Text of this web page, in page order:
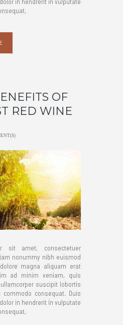
OF
RED WINE
sit amet, consectetuer
nonummy nibh euismod
magna aliquam erat
ad minim veniam, quis
suscipit lobortis
consequat. Duis
in hendrerit in vulputate